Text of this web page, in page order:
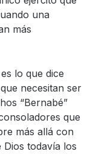
una
más
lo que dice
necesitan ser
“Bernabé”
que
más allá con
todavía los